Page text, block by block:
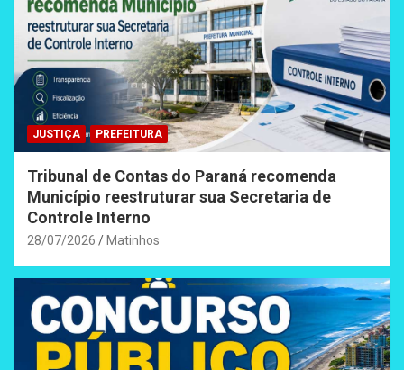
JUSTIÇA PREFEITURA
Tribunal de Contas do Paraná recomenda
Município reestruturar sua Secretaria de
Controle Interno
28/07/2026 Matinhos